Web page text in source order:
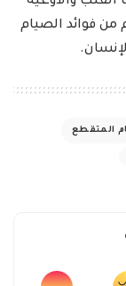
من فوائد الصيام
المتقطع